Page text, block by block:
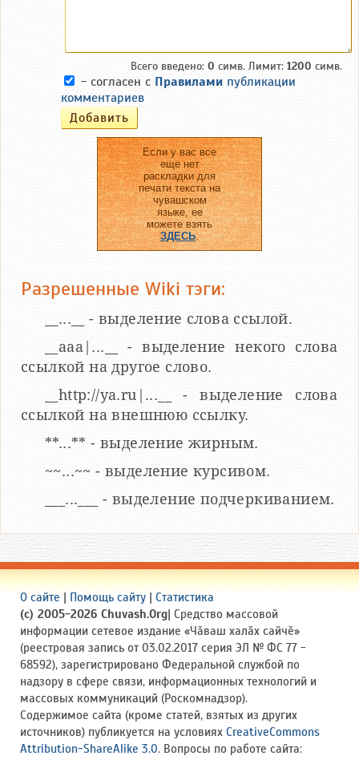
Всего введено: 0 симв. Лимит: 1200 симв.
- согласен с Правилами публикации
комментариев
Если у вас все
еще нет
раскладки для
печати текста на
чувашском
языке, ее
можете взять
ЗДЕСЬ.
Разрешенные Wiki тэги:
__...__ - выделение слова ссылой.
__aaa|...__ - выделение некого слова
ссылкой на другое слово.
__http://ya.ru|...__ - выделение слова
ссылкой на внешнюю ссылку.
**...** - выделение жирным.
~~...~~ - выделение курсивом.
___...___ - выделение подчеркиванием.
О сайте | Помощь сайту | Статистика
(c) 2005-2026 Chuvash.Org| Средство массовой
информации сетевое издание «Чӑваш халӑх сайчӗ»
(реестровая запись от 03.02.2017 серия ЭЛ № ФС 77 -
68592), зарегистрировано Федеральной службой по
надзору в сфере связи, информационных технологий и
массовых коммуникаций (Роскомнадзор).
Содержимое сайта (кроме статей, взятых из других
источников) публикуется на условиях CreativeCommons
Attribution-ShareAlike 3.0. Вопросы по работе сайта: